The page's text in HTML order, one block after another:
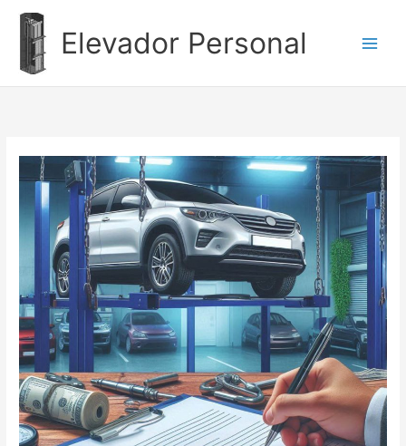
contenido
Elevador Personal